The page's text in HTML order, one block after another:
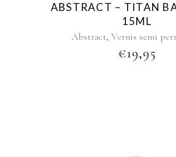
ABSTRACT – TITAN
15ML
Abstract, Vernis semi
€19,95